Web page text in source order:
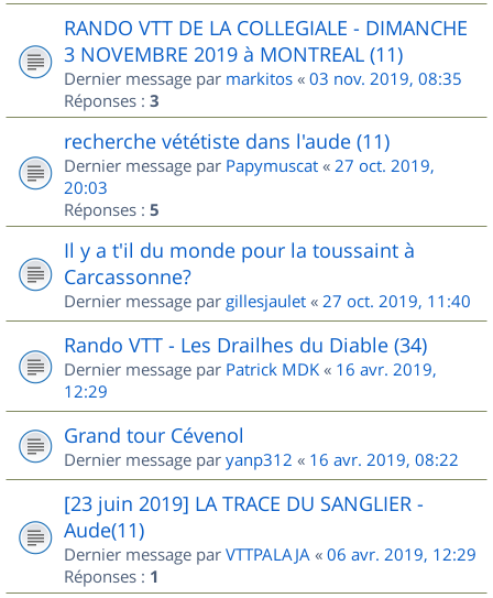
RANDO VTT DE LA COLLEGIALE - DIMANCHE
3 NOVEMBRE 2019 à MONTREAL (11)
Dernier message par markitos « 03 nov. 2019, 08:35
Réponses : 3
recherche vététiste dans l'aude (11)
Dernier message par Papymuscat « 27 oct. 2019,
20:03
Réponses : 5
Il y a t'il du monde pour la toussaint à
Carcassonne?
Dernier message par gillesjaulet « 27 oct. 2019, 11:40
Rando VTT - Les Drailhes du Diable (34)
Dernier message par Patrick MDK « 16 avr. 2019,
12:29
Grand tour Cévenol
Dernier message par yanp312 « 16 avr. 2019, 08:22
[23 juin 2019] LA TRACE DU SANGLIER -
Aude(11)
Dernier message par VTTPALAJA « 06 avr. 2019, 12:29
Réponses : 1